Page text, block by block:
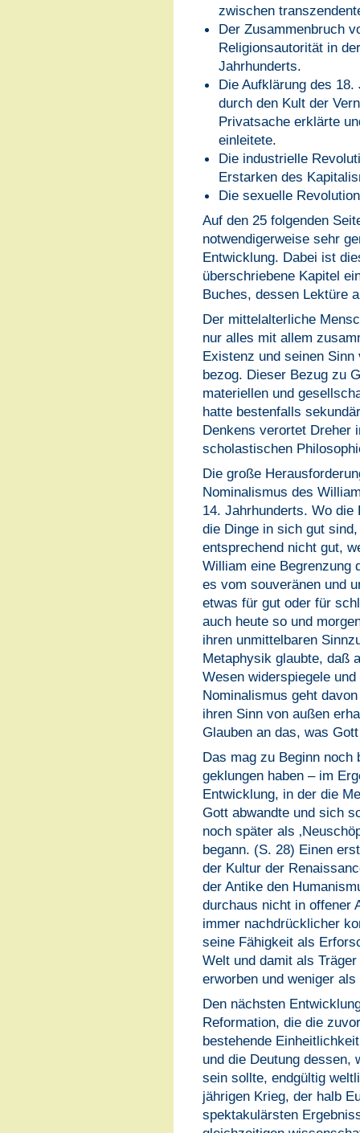
zwischen
Der Zusammenbruch
Religionsautorität in
Jahrhunderts.
Die Aufklärung des
durch den Kult der
Privatsache erklärte
einleitete.
Die industrielle
Erstarken des
Die sexuelle
Auf den 25 folgenden
notwendigerweise sehr
Entwicklung. Dabei ist
überschriebene Kapitel
Buches, dessen Lektüre
Der mittelalterliche
nur alles mit allem
Existenz und seinen
bezog. Dieser Bezug zu
materiellen und
hatte bestenfalls
Denkens verortet Dreher
scholastischen
Die große
Nominalismus des
14. Jahrhunderts. Wo
die Dinge in sich gut
entsprechend nicht gut,
William eine Begrenzung
es vom souveränen und
etwas für gut oder für
auch heute so und
ihren unmittelbaren
Metaphysik glaubte, daß
Wesen widerspiegele
Nominalismus geht
ihren Sinn von außen
Glauben an das, was
Das mag zu Beginn
geklungen haben – im
Entwicklung, in der die
Gott abwandte und sich
noch später als
begann. (S. 28) Einen
der Kultur der
der Antike den
durchaus nicht in offener
immer nachdrücklicher
seine Fähigkeit als
Welt und damit als
erworben und weniger
Den nächsten
Reformation, die die
bestehende
und die Deutung dessen,
sein sollte, endgültig
jährigen Krieg, der halb
spektakulärsten